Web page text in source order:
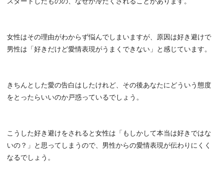
女性はその理由がわからず悩んでしまいますが、原因は好き避けで
男性は「好きだけど愛情表現がうまくできない」と感じています。
きちんとした愛の告白はしたけれど、その後あなたにどういう態度
をとったらいいのか戸惑っているでしょう。
こうした好き避けをされると女性は「もしかして本当は好きではな
いの？」と思ってしまうので、男性からの愛情表現が伝わりにくく
なるでしょう。